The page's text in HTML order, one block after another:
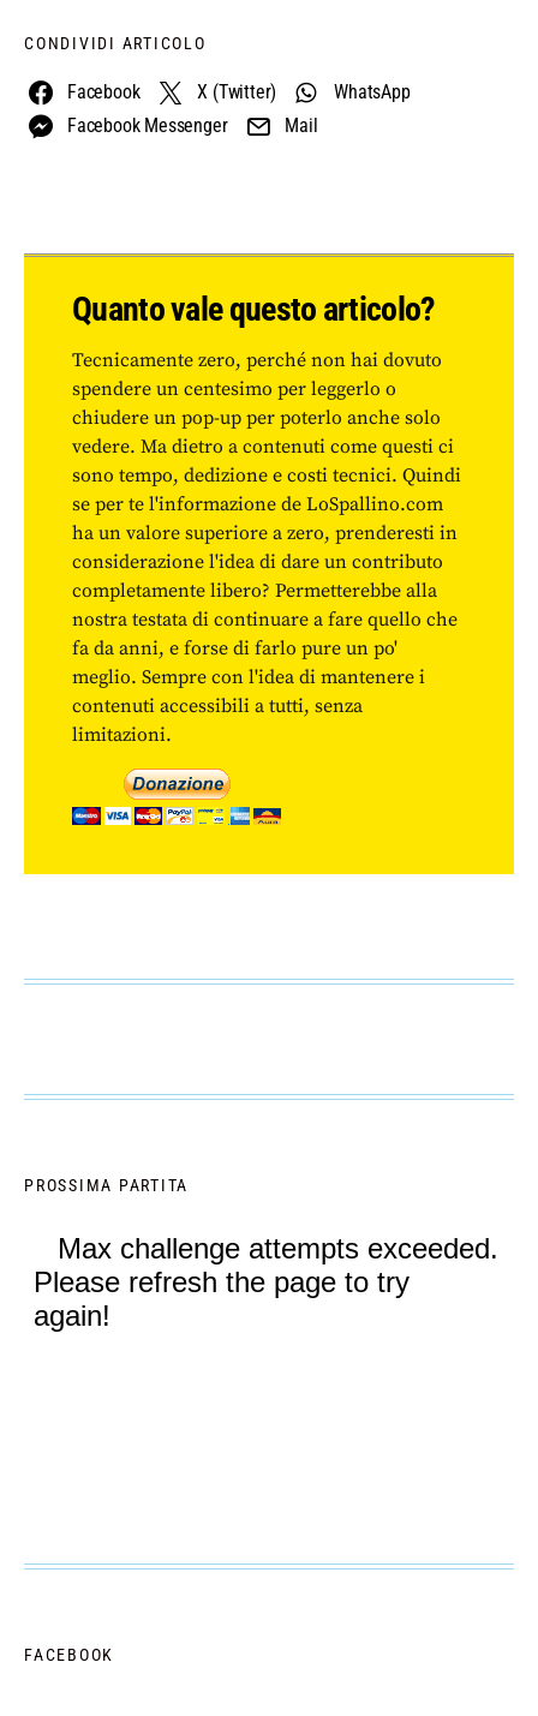
CONDIVIDI ARTICOLO
Facebook X (Twitter)
WhatsApp
Facebook Messenger
Mail
Quanto vale questo articolo?
Tecnicamente zero, perché non hai dovuto
spendere un centesimo per leggerlo o
chiudere un pop-up per poterlo anche solo
vedere. Ma dietro a contenuti come questi ci
sono tempo, dedizione e costi tecnici. Quindi
se per te l'informazione de LoSpallino.com
ha un valore superiore a zero, prenderesti in
considerazione l'idea di dare un contributo
completamente libero? Permetterebbe alla
nostra testata di continuare a fare quello che
fa da anni, e forse di farlo pure un po'
meglio. Sempre con l'idea di mantenere i
contenuti accessibili a tutti, senza
limitazioni.
PROSSIMA PARTITA
FACEBOOK